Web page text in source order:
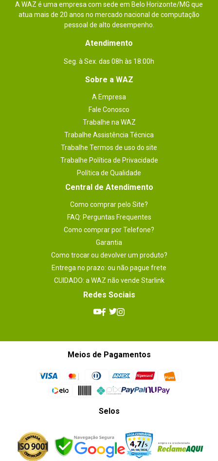
A WAZ é uma empresa com sede em Belo Horizonte/MG que
atua mais de 20 anos no mercado nacional de computação
pessoal de alto desempenho.
Atendimento
Seg. à Sex. das 08h às 18:00h
Sobre a WAZ
A Empresa
Fale Conosco
Trabalhe na WAZ
Trabalhe Assistência Técnica
Trabalhe Termos de uso do site
Trabalhe Política de Privacidade
Política de Qualidade
Central de Atendimento
Como comprar pelo Site?
FAQ: Perguntas Frequentes
Como comprar por Telefone?
Garantia
Como trocar ou devolver um produto?
Entrega no prazo: ou não pague frete
CUIDADO: a WAZ não vende Starlink
Redes Sociais
Meios de Pagamentos
Selos